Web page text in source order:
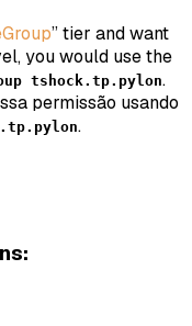
” tier and want
you would use the
tshock.tp.pylon.
permissão usando
.